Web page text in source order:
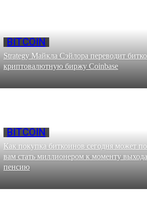
BITCOIN
Strategy Майкла Сэйлора переводит
криптовалютную биржу Coinbase
BITCOIN
Как покупка биткоинов сегодня может
вам стать миллионером к моменту
пенсию